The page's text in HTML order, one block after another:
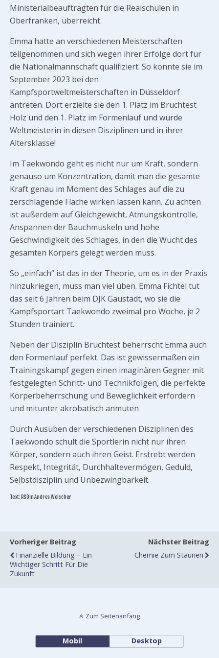
Ministerialbeauftragten für die Realschulen in
Oberfranken, überreicht.
Emma hatte an verschiedenen Meisterschaften
teilgenommen und sich wegen ihrer Erfolge dort für
die Nationalmannschaft qualifiziert. So konnte sie im
September 2023 bei den
Kampfsportweltmeisterschaften in Düsseldorf
antreten. Dort erzielte sie den 1. Platz im Bruchtest
Holz und den 1. Platz im Formenlauf und wurde
Weltmeisterin in diesen Disziplinen und in ihrer
Altersklasse!
Im Taekwondo geht es nicht nur um Kraft, sondern
genauso um Konzentration, damit man die gesamte
Kraft genau im Moment des Schlages auf die zu
zerschlagende Fläche wirken lassen kann. Zu achten
ist außerdem auf Gleichgewicht, Atmungskontrolle,
Anspannen der Bauchmuskeln und hohe
Geschwindigkeit des Schlages, in den die Wucht des
gesamten Körpers gelegt werden muss.
So „einfach“ ist das in der Theorie, um es in der Praxis
hinzukriegen, muss man viel üben. Emma Fichtel tut
das seit 6 Jahren beim DJK Gaustadt, wo sie die
Kampfsportart Taekwondo zweimal pro Woche, je 2
Stunden trainiert.
Neben der Disziplin Bruchtest beherrscht Emma auch
den Formenlauf perfekt. Das ist gewissermaßen ein
Trainingskampf gegen einen imaginären Gegner mit
festgelegten Schritt- und Technikfolgen, die perfekte
Körperbeherrschung und Beweglichkeit erfordern
und mitunter akrobatisch anmuten
Durch Ausüben der verschiedenen Disziplinen des
Taekwondo schult die Sportlerin nicht nur ihren
Körper, sondern auch ihren Geist. Erstrebt werden
Respekt, Integrität, Durchhaltevermögen, Geduld,
Selbstdisziplin und Unbezwingbarkeit.
Text: RSDin Andrea Welscher
Vorheriger Beitrag
Finanzielle Bildung – Ein
Wichtiger Schritt Für Die
Zukunft
Nächster Beitrag
Chemie Zum Staunen
Zum Seitenanfang
Mobil Desktop